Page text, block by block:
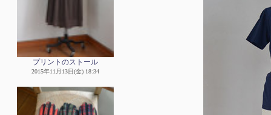
プリントのストール
2015年11月13日(金) 18:34